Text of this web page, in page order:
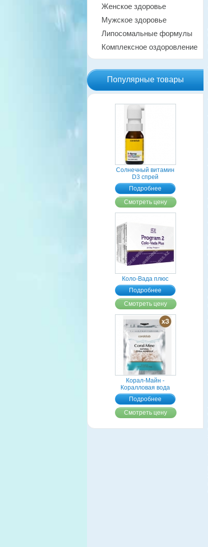
Женское здоровье
Мужское здоровье
Липосомальные формулы
Комплексное оздоровление
Популярные товары
Солнечный витамин
D3 спрей
Подробнее
Смотреть цену
Коло-Вада плюс
Подробнее
Смотреть цену
Корал-Майн -
Коралловая вода
Подробнее
Смотреть цену